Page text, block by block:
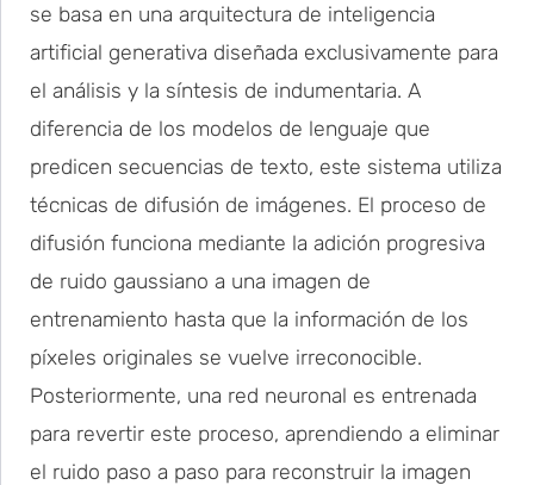
se basa en una arquitectura de inteligencia
artificial generativa diseñada exclusivamente para
el análisis y la síntesis de indumentaria. A
diferencia de los modelos de lenguaje que
predicen secuencias de texto, este sistema utiliza
técnicas de difusión de imágenes. El proceso de
difusión funciona mediante la adición progresiva
de ruido gaussiano a una imagen de
entrenamiento hasta que la información de los
píxeles originales se vuelve irreconocible.
Posteriormente, una red neuronal es entrenada
para revertir este proceso, aprendiendo a eliminar
el ruido paso a paso para reconstruir la imagen